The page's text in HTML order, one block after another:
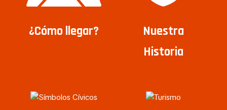
¿Cómo llegar?
Nuestra
Historia